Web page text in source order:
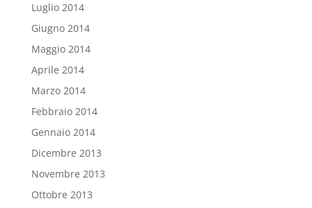
Luglio 2014
Giugno 2014
Maggio 2014
Aprile 2014
Marzo 2014
Febbraio 2014
Gennaio 2014
Dicembre 2013
Novembre 2013
Ottobre 2013